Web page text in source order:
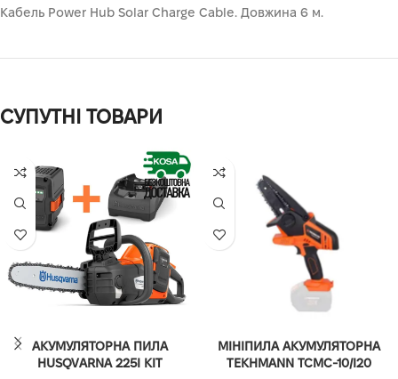
Кабель Power Hub Solar Charge Cable. Довжина 6 м.
СУПУТНІ ТОВАРИ
АКУМУЛЯТОРНА ПИЛА
HUSQVARNA 225I KIT
МІНІПИЛА АКУМУЛЯТОРНА
TEKHMANN TCMC-10/I20